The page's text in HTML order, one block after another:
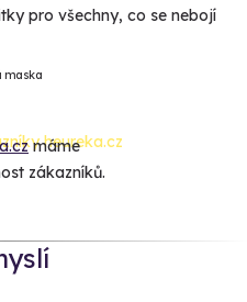
pro všechny, co se nebojí
máme
zákazníků.